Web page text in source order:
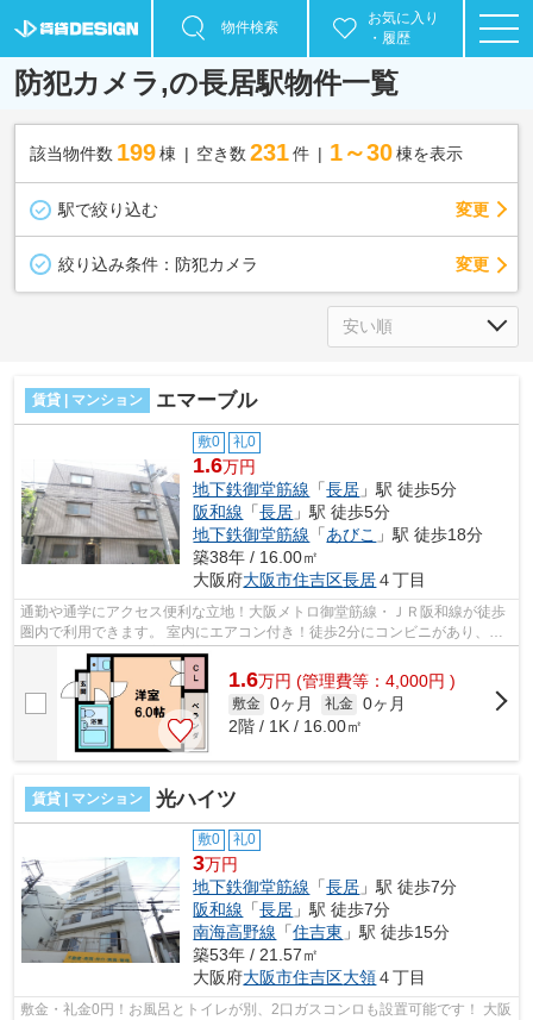
物件検索
お気に入り
・履歴
防犯カメラ,の長居駅物件一覧
該当物件数 199棟 空き数 231 件 1～30 棟を表示
駅で絞り込む 変更
絞り込み条件： 防犯カメラ 変更
賃貸 | マンション エマーブル
敷0 礼0
1.6万円
地下鉄御堂筋線 「長居 」駅 徒歩5分
阪和線 「長居 」駅 徒歩5分
地下鉄御堂筋線 「あびこ 」駅 徒歩18分
築38年 / 16.00㎡
大阪府大阪市住吉区長居４丁目
通勤や通学にアクセス便利な立地！大阪メトロ御堂筋線・ＪＲ阪和線が徒歩
圏内で利用できます。 室内にエアコン付き！徒歩2分にコンビニがあり、初
めての一人暮らしの方も安心です。 ...
1.6万円 (管理費等：4,000円 )
敷金 0ヶ月 礼金 0ヶ月
2階 / 1K / 16.00㎡
賃貸 | マンション 光ハイツ
敷0 礼0
3万円
地下鉄御堂筋線 「長居 」駅 徒歩7分
阪和線 「長居 」駅 徒歩7分
南海高野線 「住吉東 」駅 徒歩15分
築53年 / 21.57㎡
大阪府大阪市住吉区大領４丁目
敷金・礼金0円！お風呂とトイレが別、2口ガスコンロも設置可能です！ 大阪